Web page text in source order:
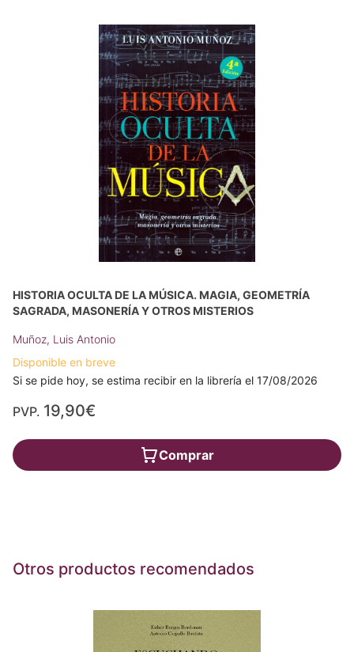
HISTORIA OCULTA DE LA MÚSICA. MAGIA, GEOMETRÍA
SAGRADA, MASONERÍA Y OTROS MISTERIOS
Muñoz, Luis Antonio
Disponible en breve
Si se pide hoy, se estima recibir en la librería el 17/08/2026
PVP. 19,90€
Comprar
Otros productos recomendados